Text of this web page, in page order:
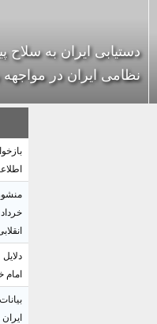
نظامی ایران در مواجهه
امام